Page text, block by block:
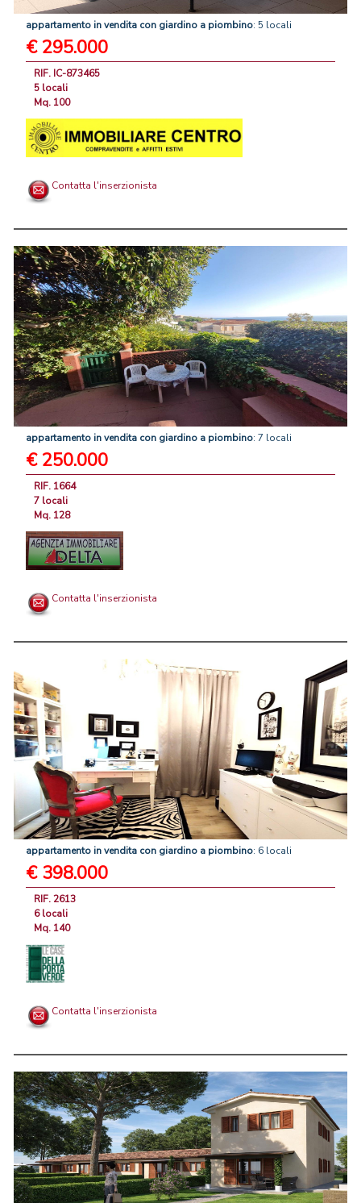
appartamento invendita con giardino a piombino: 5 locali
€ 295.000
RIF. IC-873465
5 locali
Mq. 100
Contatta l'inserzionista
appartamento invendita con giardino a piombino: 7 locali
€ 250.000
RIF. 1664
7 locali
Mq. 128
Contatta l'inserzionista
appartamento invendita con giardino a piombino: 6 locali
€ 398.000
RIF. 2613
6 locali
Mq. 140
Contatta l'inserzionista